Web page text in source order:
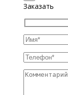
Заказать